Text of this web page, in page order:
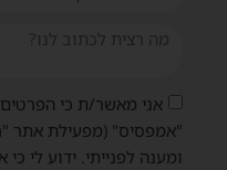
אני מאשר/ת כי
"אמפסיס" (מפעילת אתר
ומענה לפנייתי. ידוע לי